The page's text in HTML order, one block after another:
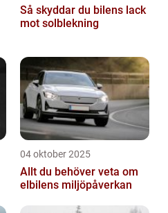
Så skyddar du bilens lack
mot solblekning
04 oktober 2025
Allt du behöver veta om
elbilens miljöpåverkan